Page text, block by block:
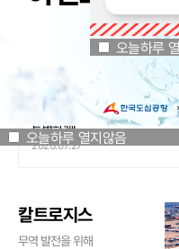
오늘하루 열지않음
오늘하루 열지않음
오늘하루
[인천국제공항공사 x 잔망루피]
공항은 GREEN하게, 굿즈는
특별하게!
2026.07.27
칼트로지스
무역 발전을 위해